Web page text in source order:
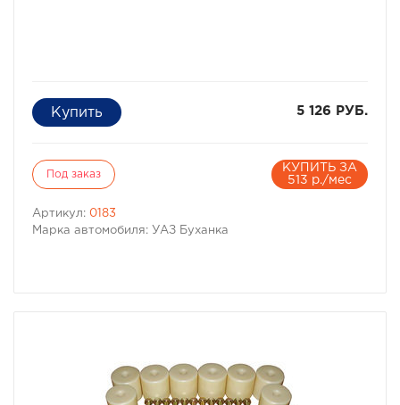
5 126 РУБ.
Под заказ
КУПИТЬ ЗА
513 р./мес
Артикул: 0183
Марка автомобиля: УАЗ Буханка